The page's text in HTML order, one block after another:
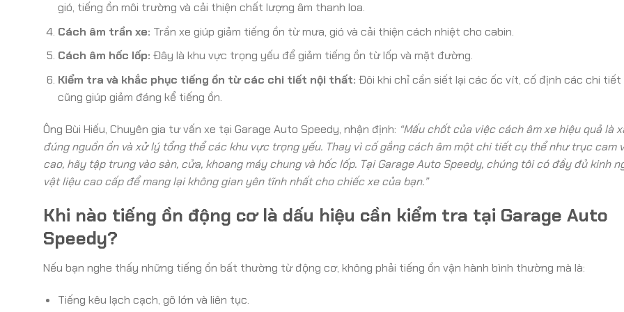
gió, tiếng ồn môi trường và cải thiện chất lượng âm thanh loa.
Cách âm trần xe: Trần xe giúp giảm tiếng ồn từ mưa, gió và cải thiện cách nhiệt cho cabin.
Cách âm hốc lốp: Đây là khu vực trọng yếu để giảm tiếng ồn từ lốp và mặt đường.
Kiểm tra và khắc phục tiếng ồn từ các chi tiết nội thất: Đôi khi chỉ cần siết lại các ốc vít, cố định các chi tiết
cũng giúp giảm đáng kể tiếng ồn.
Ông Bùi Hiếu, Chuyên gia tư vấn xe tại Garage Auto Speedy, nhận định: “Mấu chốt của việc cách âm xe hiệu quả là
đúng nguồn ồn và xử lý tổng thể các khu vực trọng yếu. Thay vì cố gắng cách âm một chi tiết cụ thể như trục cam
cao, hãy tập trung vào sàn, cửa, khoang máy chung và hốc lốp. Tại Garage Auto Speedy, chúng tôi có đầy đủ kinh
vật liệu cao cấp để mang lại không gian yên tĩnh nhất cho chiếc xe của bạn.”
Khi nào tiếng ồn động cơ là dấu hiệu cần kiểm tra tại Garage Auto
Speedy?
Nếu bạn nghe thấy những tiếng ồn bất thường từ động cơ, không phải tiếng ồn vận hành bình thường mà là:
Tiếng kêu lạch cạch, gõ lớn và liên tục.